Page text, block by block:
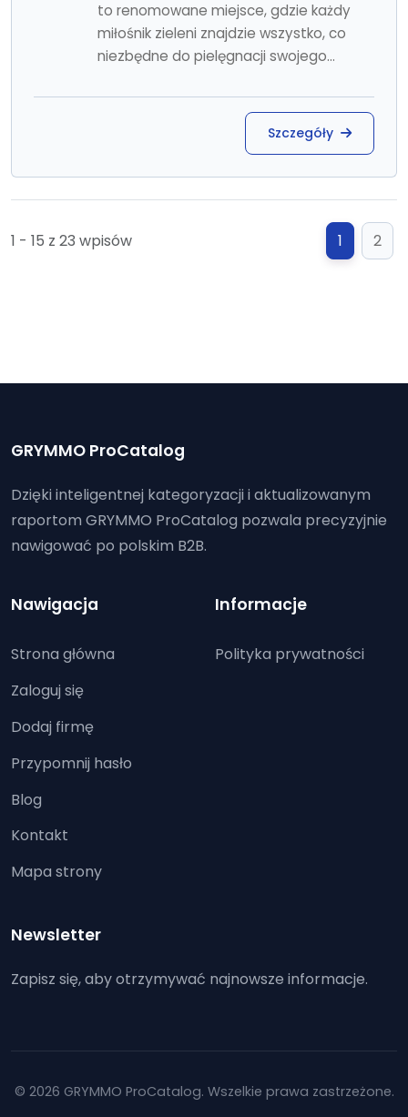
to renomowane miejsce, gdzie każdy
miłośnik zieleni znajdzie wszystko, co
niezbędne do pielęgnacji swojego...
Szczegóły
1 - 15 z 23 wpisów 1 2
GRYMMO ProCatalog
Dzięki inteligentnej kategoryzacji i aktualizowanym
raportom GRYMMO ProCatalog pozwala precyzyjnie
nawigować po polskim B2B.
Nawigacja
Strona główna
Zaloguj się
Dodaj firmę
Przypomnij hasło
Blog
Kontakt
Mapa strony
Informacje
Polityka prywatności
Newsletter
Zapisz się, aby otrzymywać najnowsze informacje.
© 2026 GRYMMO ProCatalog. Wszelkie prawa zastrzeżone.